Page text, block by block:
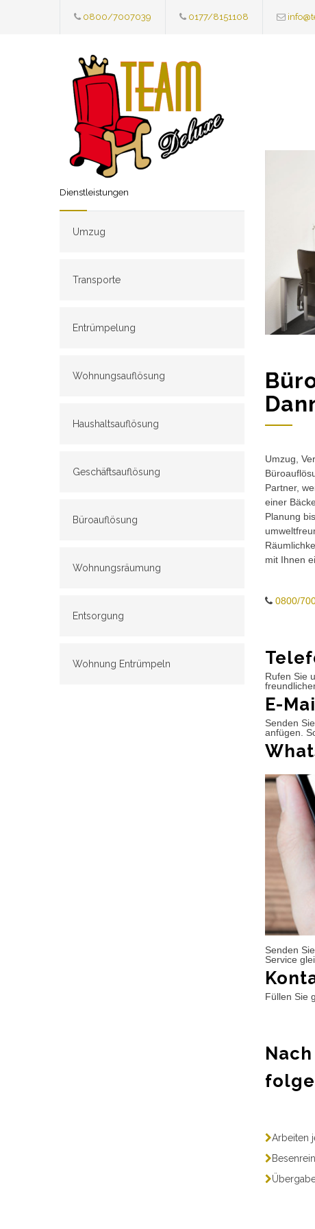
0800/7007039 0177/8151108
Dienstleistungen
Umzug
Transporte
Entrümpelung
Wohnungsauflösung
Haushaltsauflösung
Geschäftsauflösung
Büroauflösung
Wohnungsräumung
Entsorgung
Wohnung Entrümpeln
Umzug,
Partner,
einer
Planung
mit Ihnen
0800/
Rufen Sie
E-
Senden
anfügen.
Senden
Service
Füllen Sie
Arbeiten
Besenrein